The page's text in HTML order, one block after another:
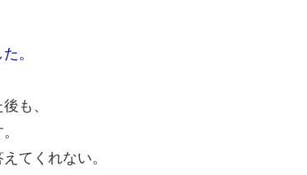
。
も、
てくれない。